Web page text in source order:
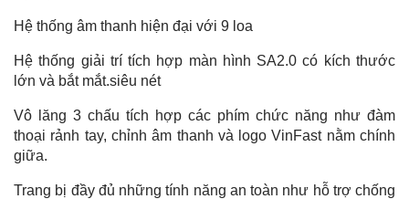
Hệ thống âm thanh hiện đại với 9 loa
Hệ thống giải trí tích hợp màn hình SA2.0 có kích thước
lớn và bắt mắt.siêu nét
Vô lăng 3 chấu tích hợp các phím chức năng như đàm
thoại rảnh tay, chỉnh âm thanh và logo VinFast nằm chính
giữa.
Trang bị đầy đủ những tính năng an toàn như hỗ trợ chống